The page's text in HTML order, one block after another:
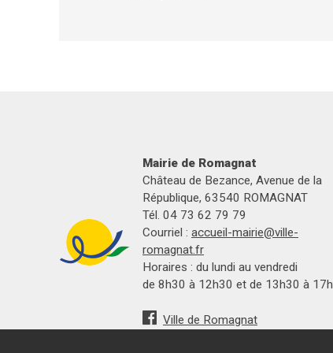
Mairie de Romagnat
Château de Bezance, Avenue de la
République, 63540 ROMAGNAT
Tél. 04 73 62 79 79
Courriel : accueil-mairie@ville-
romagnat.fr
Horaires : du lundi au vendredi
de 8h30 à 12h30 et de 13h30 à 17h
Ville de Romagnat